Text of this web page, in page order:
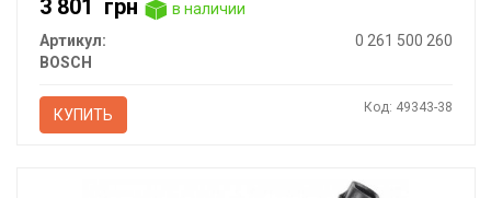
3 801 грн
в наличии
Артикул:
0 261 500 260
BOSCH
КУПИТЬ Код: 49343-38